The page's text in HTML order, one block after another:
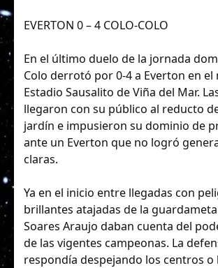
EVERTON 0 – 4 COLO-COLO
En el último duelo de la jornada
Colo derrotó por 0-4 a Everton en el
Estadio Sausalito de Viña del Mar.
llegaron con su público al reducto
jardín e impusieron su dominio de
ante un Everton que no logró
claras.
Ya en el inicio entre llegadas con
brillantes atajadas de la
Soares Araujo daban cuenta del
de las vigentes campeonas. La
respondía despejando los centros o